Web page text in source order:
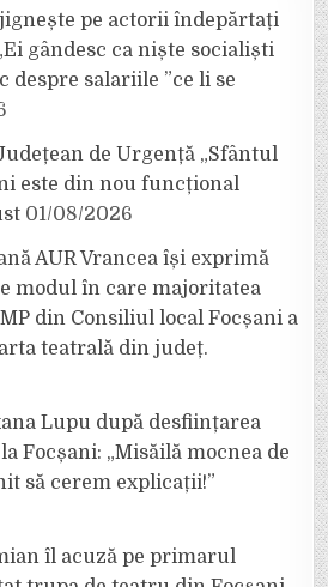
pe actorii îndepărtați
gândesc ca niște socialiști
despre salariile ”ce li se
de Urgență „Sfântul
este din nou funcțional
01/08/2026
AUR Vrancea își exprimă
modul în care majoritatea
din Consiliul local Focșani a
teatrală din județ.
Lupu după desființarea
Focșani: „Misăilă mocnea de
să cerem explicații!”
îl acuză pe primarul